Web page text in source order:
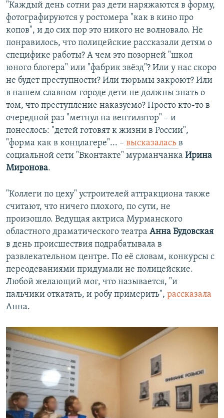
"Каждый день сотни раз дети наряжаются в форму,
фотографируются у ростомера "как в кино про
копов", и до сих пор это никого не волновало. Не
понравилось, что полицейские рассказали детям о
специфике работы? А чем это позорней "школ
юного блогера" или "фабрик звёзд"? Или у нас скоро
не будет преступности? Или тюрьмы закроют? Или
в нашем славном городе дети не должны знать о
том, что преступление наказуемо? Просто кто-то в
очередной раз "метнул на вентилятор" – и
понеслось: "детей готовят к жизни в России",
"форма как в концлагере"... – высказалась в
социальной сети "Вконтакте" мурманчанка Ирина
Миронова.
"Коллеги по цеху" устроителей аттракциона также
считают, что ничего плохого, по сути, не
произошло. Ведущая актриса Мурманского
областного драматического театра Анна Будовская
в день происшествия подрабатывала в
развлекательном центре. По её словам, конкурсы с
переодеваниями придумали не полицейские.
Любой желающий мог, что называется, "и
пальчики откатать, и робу примерить", рассказала
Анна.